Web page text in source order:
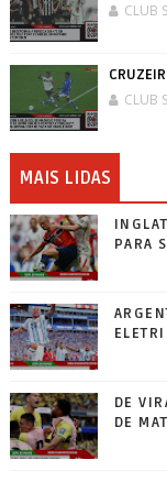
CLUB
CLUB
MAIS LIDAS
PARA
DE
DE